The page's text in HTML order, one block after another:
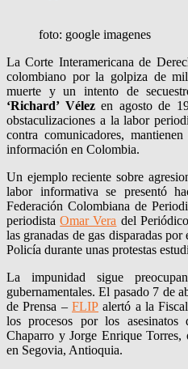
foto: google imagenes
La Corte Interamericana de
colombiano por la golpiza de
muerte y un intento de
‘Richard’ Vélezen agosto de
obstaculizaciones a la labor
contra comunicadores,
información en Colombia.
Un ejemplo reciente sobre
labor informativa se presentó
Federación Colombiana de
periodistaOmar Vera del
las granadas de gas disparadas
Policía durante unas protestas
La impunidad sigue
gubernamentales. El pasado 7 de
de Prensa – FLIP alertó a la
los procesos por los
Chaparro y Jorge Enrique
en Segovia, Antioquia.